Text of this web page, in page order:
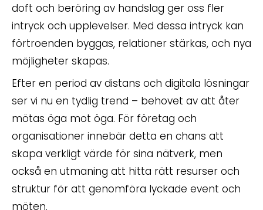
doft och beröring av handslag ger oss fler
intryck och upplevelser. Med dessa intryck kan
förtroenden byggas, relationer stärkas, och nya
möjligheter skapas.
Efter en period av distans och digitala lösningar
ser vi nu en tydlig trend – behovet av att åter
mötas öga mot öga. För företag och
organisationer innebär detta en chans att
skapa verkligt värde för sina nätverk, men
också en utmaning att hitta rätt resurser och
struktur för att genomföra lyckade event och
möten.